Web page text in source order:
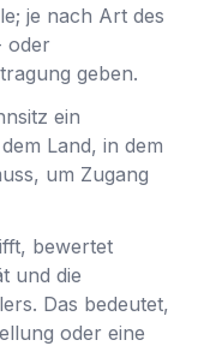
je nach Art des
oder
geben.
ein
Land, in dem
um Zugang
bewertet
und die
Das bedeutet,
oder eine